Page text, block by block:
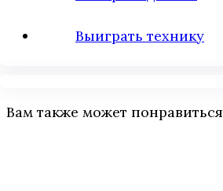
Выиграть технику
Вам также может понравиться